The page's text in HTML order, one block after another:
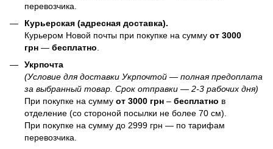
перевозчика.
Курьерская (адресная доставка).
Курьером Новой почты при покупке на сумму от 3000
грн — бесплатно
Укрпочта
(Условие для доставки Укрпочтой — полная предоплата
за выбранный товар. Срок отправки — 2-3 рабочих дня)
При покупке на сумму от 3000 грн – бесплатно в
отделение (со стороной посылки не более 70 см).
При покупке на сумму до 2999 грн — по тарифам
перевозчика.